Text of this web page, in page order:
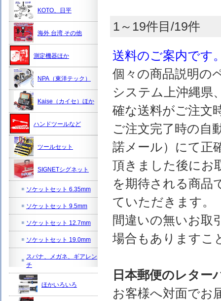
1～19件目/19件
送料のご案内です
個々の商品説明の
システム上沖縄県
確な送料がご注文
ご注文完了時の自
諾メール）にて正
頂きました後にお
を期待される商品
ていただきます。
間違いの無いお取
場合もありますこ
日本郵便のレター
お客様へ対面でお
KOTO、日平
海外 台湾 その他
測定機器ほか
NPA（東洋テック）
Kaise（カイセ）ほか
ハンドツールなど
ツールセット
SIGNETシグネット
ソケットセット 6.35mm
ソケットセット 9.5mm
ソケットセット 12.7mm
ソケットセット 19.0mm
スパナ、メガネ、ギアレン
チ
ほかいろいろ